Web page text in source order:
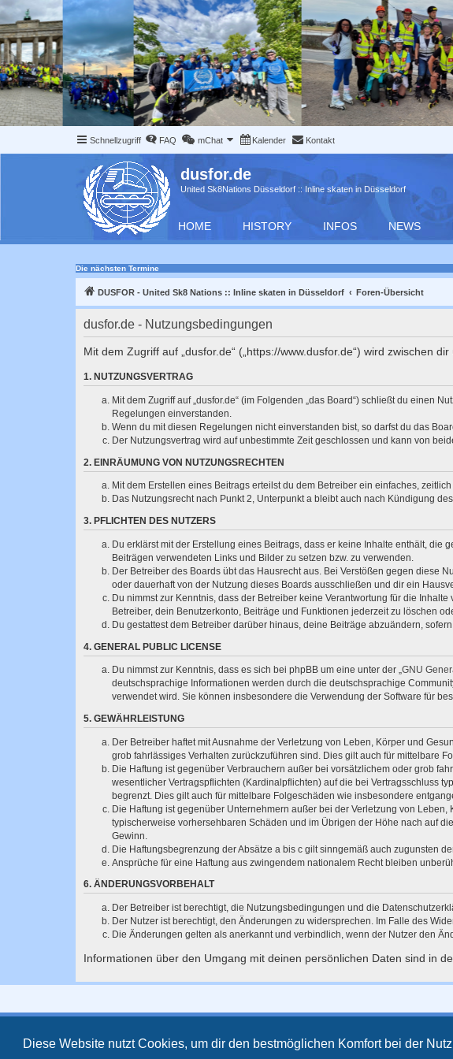
Diese Website nutzt Cookies, um dir den bestmöglichen Komfort bei der
Schnellzugriff FAQ mChat Kalender Kontakt
dusfor.de
United Sk8Nations Düsseldorf :: Inline skaten in Düsseldorf
HOME HISTORY INFOS NEWS
Die nächsten Termine
DUSFOR - United Sk8 Nations :: Inline skaten in Düsseldorf Foren-Übersicht
dusfor.de - Nutzungsbedingungen
Mit dem Zugriff auf „dusfor.de“ („https://www.dusfor.de“) wird zwischen
1. NUTZUNGSVERTRAG
Mit dem Zugriff auf „dusfor.de“ (im Folgenden „das Board“) schließt du einen
Regelungen einverstanden.
Wenn du mit diesen Regelungen nicht einverstanden bist, so darfst du das
Der Nutzungsvertrag wird auf unbestimmte Zeit geschlossen und kann von
2. EINRÄUMUNG VON NUTZUNGSRECHTEN
Mit dem Erstellen eines Beitrags erteilst du dem Betreiber ein einfaches,
Das Nutzungsrecht nach Punkt 2, Unterpunkt a bleibt auch nach Kündigung
3. PFLICHTEN DES NUTZERS
Du erklärst mit der Erstellung eines Beitrags, dass er keine Inhalte enthält,
Beiträgen verwendeten Links und Bilder zu setzen bzw. zu verwenden.
Der Betreiber des Boards übt das Hausrecht aus. Bei Verstößen gegen diese
oder dauerhaft von der Nutzung dieses Boards ausschließen und dir ein
Du nimmst zur Kenntnis, dass der Betreiber keine Verantwortung für die
Betreiber, dein Benutzerkonto, Beiträge und Funktionen jederzeit zu löschen
Du gestattest dem Betreiber darüber hinaus, deine Beiträge abzuändern,
4. GENERAL PUBLIC LICENSE
Du nimmst zur Kenntnis, dass es sich bei phpBB um eine unter der „GNU
deutschsprachige Informationen werden durch die deutschsprachige
verwendet wird. Sie können insbesondere die Verwendung der Software für
5. GEWÄHRLEISTUNG
Der Betreiber haftet mit Ausnahme der Verletzung von Leben, Körper und
grob fahrlässiges Verhalten zurückzuführen sind. Dies gilt auch für mittelbare
Die Haftung ist gegenüber Verbrauchern außer bei vorsätzlichem oder grob
wesentlicher Vertragspflichten (Kardinalpflichten) auf die bei Vertragsschluss
begrenzt. Dies gilt auch für mittelbare Folgeschäden wie insbesondere
Die Haftung ist gegenüber Unternehmern außer bei der Verletzung von
typischerweise vorhersehbaren Schäden und im Übrigen der Höhe nach auf
Gewinn.
Die Haftungsbegrenzung der Absätze a bis c gilt sinngemäß auch zugunsten
Ansprüche für eine Haftung aus zwingendem nationalem Recht bleiben
6. ÄNDERUNGSVORBEHALT
Der Betreiber ist berechtigt, die Nutzungsbedingungen und die
Der Nutzer ist berechtigt, den Änderungen zu widersprechen. Im Falle des
Die Änderungen gelten als anerkannt und verbindlich, wenn der Nutzer den
Informationen über den Umgang mit deinen persönlichen Daten sind in
Styleproflatvon ©Mazeltof2017